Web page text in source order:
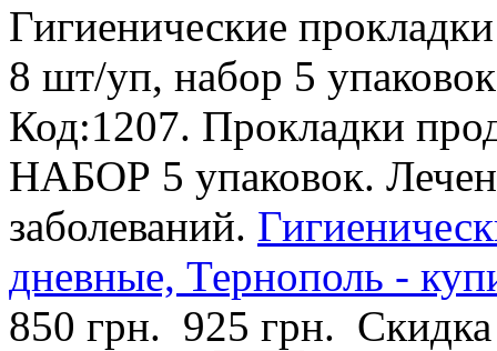
Гигиенические
8 шт/уп, набор 5 упаковок
Код:1207. Прокладки
НАБОР 5 упаковок.
заболеваний.
дневные, Тернополь -
850 грн. 925 грн.